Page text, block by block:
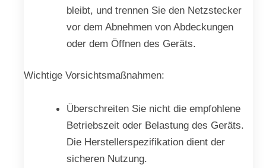
bleibt, und trennen Sie den Netzstecker
vor dem Abnehmen von Abdeckungen
oder dem Öffnen des Geräts.
Wichtige Vorsichtsmaßnahmen:
Überschreiten Sie nicht die empfohlene
Betriebszeit oder Belastung des Geräts.
Die Herstellerspezifikation dient der
sicheren Nutzung.